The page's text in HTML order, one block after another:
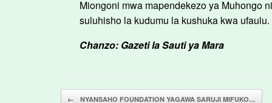
Miongoni mwa mapendekezo ya Muhongo
suluhisho la kudumu la kushuka kwa ufaulu.
Chanzo: Gazeti la Sauti ya Mara
Post navigation
← NYANSAHO FOUNDATION YAGAWA SARUJI MIFUKO…